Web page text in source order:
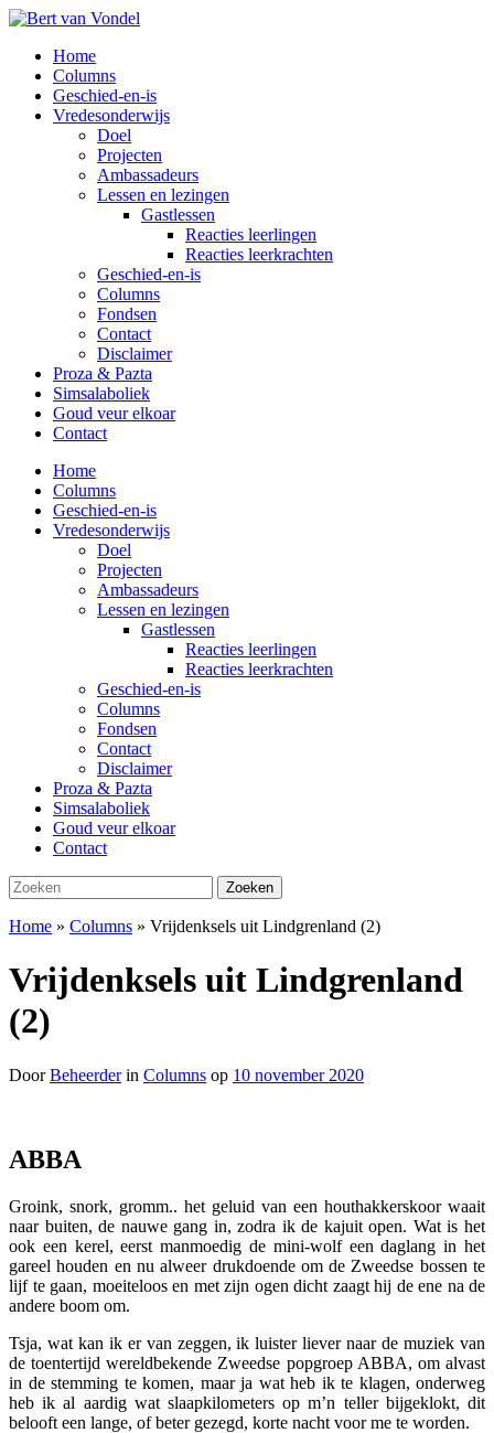
Overslaan
hoofd
inhoud
Toggle
mobiel
menu
Home
Columns
Geschied-en-is
Vredesonderwijs
Doel
Projecten
Ambassadeurs
Lessen en lezingen
Gastlessen
Reacties leerlingen
Reacties leerkrachten
Geschied-en-is
Columns
Fondsen
Contact
Disclaimer
Proza & Pazta
Simsalaboliek
Goud veur elkoar
Contact
Home
Columns
Geschied-en-is
Vredesonderwijs
Doel
Projecten
Ambassadeurs
Lessen en lezingen
Gastlessen
Reacties leerlingen
Reacties leerkrachten
Geschied-en-is
Columns
Fondsen
Contact
Disclaimer
Proza & Pazta
Simsalaboliek
Goud veur elkoar
Contact
Zoeken
naar:
Zoeken
Home » Columns » Vrijdenksels uit Lindgrenland (2)
Vrijdenksels uit Lindgrenland
(2)
DoorBeheerder in Columns op 10 november 2020
ABBA
Groink, snork, gromm.. het geluid van een houthakkerskoor waait
naar buiten, de nauwe gang in, zodra ik de kajuit open. Wat is het
ook een kerel, eerst manmoedig de mini-wolf een daglang in het
gareel houden en nu alweer drukdoende om de Zweedse bossen te
lijf te gaan, moeiteloos en met zijn ogen dicht zaagt hij de ene na de
andere boom om.
Tsja, wat kan ik er van zeggen, ik luister liever naar de muziek van
de toentertijd wereldbekende Zweedse popgroep ABBA, om alvast
in de stemming te komen, maar ja wat heb ik te klagen, onderweg
heb ik al aardig wat slaapkilometers op m’n teller bijgeklokt, dit
belooft een lange, of beter gezegd, korte nacht voor me te worden.